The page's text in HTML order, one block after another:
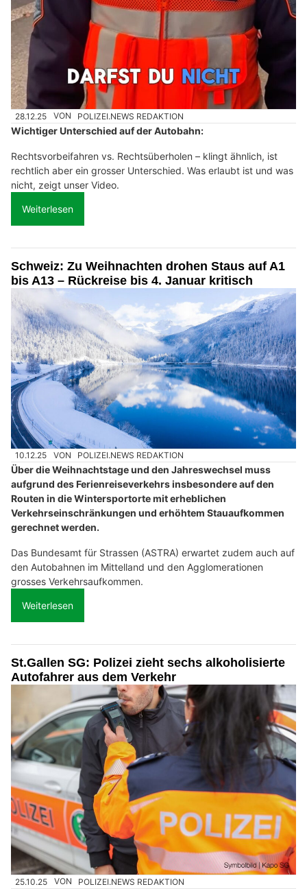
28.12.25 VON POLIZEI.NEWS REDAKTION
Wichtiger Unterschied auf der Autobahn:
Rechtsvorbeifahren vs. Rechtsüberholen – klingt ähnlich, ist
rechtlich aber ein grosser Unterschied. Was erlaubt ist und was
nicht, zeigt unser Video.
Weiterlesen
Schweiz: Zu Weihnachten drohen Staus auf A1
bis A13 – Rückreise bis 4. Januar kritisch
10.12.25 VON POLIZEI.NEWS REDAKTION
Über die Weihnachtstage und den Jahreswechsel muss
aufgrund des Ferienreiseverkehrs insbesondere auf den
Routen in die Wintersportorte mit erheblichen
Verkehrseinschränkungen und erhöhtem Stauaufkommen
gerechnet werden.
Das Bundesamt für Strassen (ASTRA) erwartet zudem auch auf
den Autobahnen im Mittelland und den Agglomerationen
grosses Verkehrsaufkommen.
Weiterlesen
St.Gallen SG: Polizei zieht sechs alkoholisierte
Autofahrer aus dem Verkehr
25.10.25 VON POLIZEI.NEWS REDAKTION